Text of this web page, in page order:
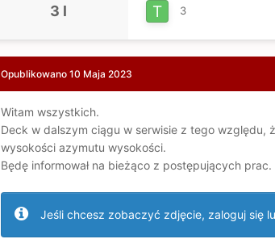
3 l 3
Opublikowano 10 Maja 2023
Witam wszystkich.
Deck w dalszym ciągu w serwisie z tego względu,
wysokości azymutu wysokości.
Będę informował na bieżąco z postępujących prac.
Jeśli chcesz zobaczyć zdjęcie, zaloguj się